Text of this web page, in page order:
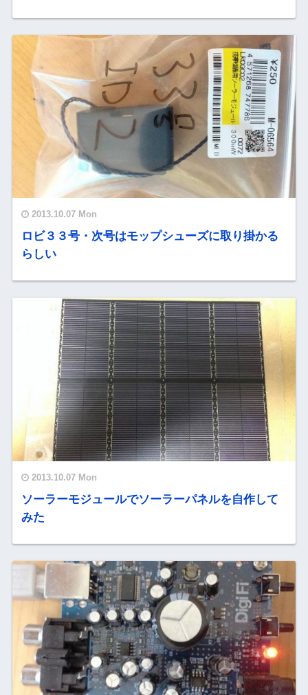
2013.10.07 Mon
ロビ３３号・次号はモップシューズに取り掛かる
らしい
2013.10.07 Mon
ソーラーモジュールでソーラーパネルを自作して
みた